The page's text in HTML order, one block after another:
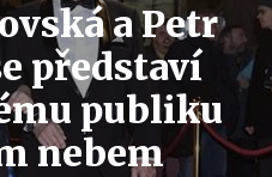
a Petr
představí
publiku
nebem